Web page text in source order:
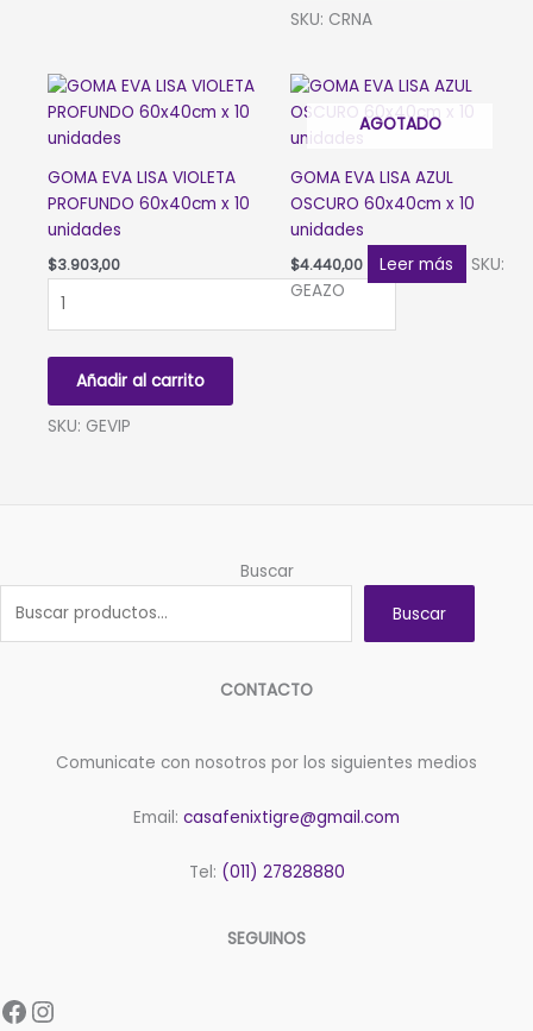
unidades
SKU: CRNA
GOMA EVA LISA VIOLETA
PROFUNDO 60x40cm x 10
unidades
$3.903,00
EVA
PROFUNDO
60x40cm
Añadir al carrito
SKU: GEVIP
AGOTADO
GOMA EVA LISA AZUL
OSCURO 60x40cm x 10
unidades
$4.440,00 Leer más
SKU:
GEAZO
Buscar
Buscar
CONTACTO
Comunicate con nosotros por los siguientes medios
Email: casafenixtigre@gmail.com
Tel: (011) 27828880
SEGUINOS
Facebook
Instagram